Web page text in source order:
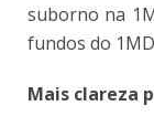
suborno na
fundos do
Mais clareza